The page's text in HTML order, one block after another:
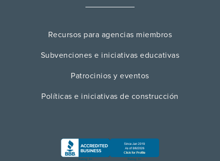
Recursos para agencias miembros
Subvenciones e iniciativas educativas
Patrocinios y eventos
Políticas e iniciativas de construcción